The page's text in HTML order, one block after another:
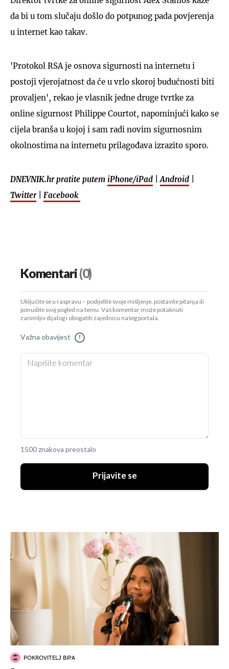
da bi u tom slučaju došlo do potpunog pada povjerenja
u internet kao takav.
'Protokol RSA je osnova sigurnosti na internetu i
postoji vjerojatnost da će u vrlo skoroj budućnosti biti
provaljen', rekao je vlasnik jedne druge tvrtke za
online sigurnost Philippe Courtot, napominjući kako se
cijela branša u kojoj i sam radi novim sigurnosnim
okolnostima na internetu prilagođava izrazito sporo.
DNEVNIK.hr pratite putem iPhone/iPad Android
Twitter| Facebook
Komentari(0)
Uključite se u raspravu – podijelite svoje mišljenje, postavite pitanja ili
ponudite svoj pogled na temu. Vaš komentar može potaknuti
zanimljiv dijalog i obogatiti zajednicu našeg portala.
Važna obavijest !
1500 znakova preostalo
Prijavite se
POKROVITELJ BIPA
UKLJUČITE NOTIFIKACIJE